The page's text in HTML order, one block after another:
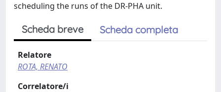
scheduling the runs of the DR-PHA unit.
Scheda breve Scheda completa
Relatore
ROTA, RENATO
Correlatore/i